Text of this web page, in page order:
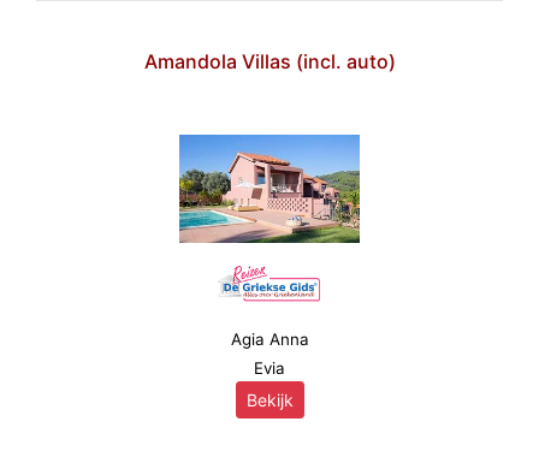
Amandola Villas (incl. auto)
Agia Anna
Evia
Bekijk